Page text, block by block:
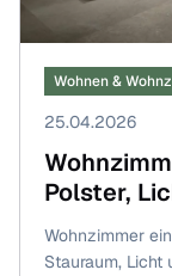
Wohnen &
25.04.2026
Polster,
Wohnzimmer
Stauraum, Licht